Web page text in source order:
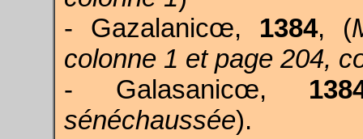
- Gazalanicœ, 1384, (
colonne 1 et page 204,
- Galasanicœ,
sénéchaussée).